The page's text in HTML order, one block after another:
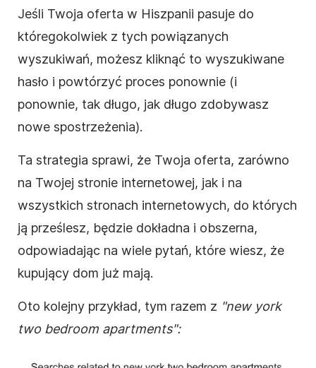
Jeśli Twoja oferta w Hiszpanii pasuje do
któregokolwiek z tych powiązanych
wyszukiwań, możesz kliknąć to wyszukiwane
hasło i powtórzyć proces ponownie (i
ponownie, tak długo, jak długo zdobywasz
nowe spostrzeżenia).
Ta strategia sprawi, że Twoja oferta, zarówno
na Twojej stronie internetowej, jak i na
wszystkich stronach internetowych, do których
ją prześlesz, będzie dokładna i obszerna,
odpowiadając na wiele pytań, które wiesz, że
kupujący dom już mają.
Oto kolejny przykład, tym razem z "new york
two bedroom apartments":